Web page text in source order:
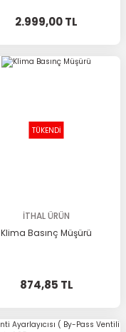
2.999,00 TL
TÜKENDİ
İTHAL ÜRÜN
Klima Basınç Müşürü
874,85 TL